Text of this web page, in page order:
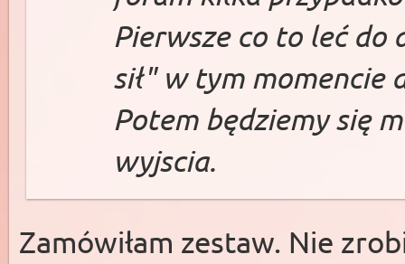
Pierwsze co to leć do
sił" w tym momencie
Potem będziemy się
wyjscia.
Zamówiłam zestaw. Nie